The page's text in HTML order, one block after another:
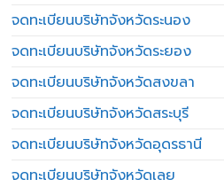
จดทะเบียนบริษัทจังหวัดระนอง
จดทะเบียนบริษัทจังหวัดระยอง
จดทะเบียนบริษัทจังหวัดสงขลา
จดทะเบียนบริษัทจังหวัดสระบุรี
จดทะเบียนบริษัทจังหวัดอุดรธานี
จดทะเบียนบริษัทจังหวัดเลย